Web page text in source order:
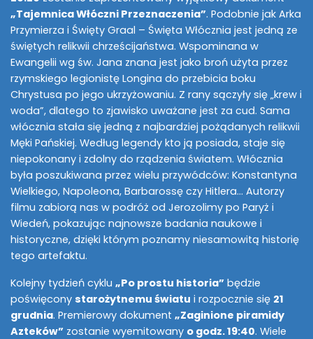
„Tajemnica Włóczni Przeznaczenia”. Podobnie jak Arka
Przymierza i Święty Graal – Święta Włócznia jest jedną ze
świętych relikwii chrześcijaństwa. Wspominana w
Ewangelii wg św. Jana znana jest jako broń użyta przez
rzymskiego legionistę Longina do przebicia boku
Chrystusa po jego ukrzyżowaniu. Z rany sączyły się „krew i
woda”, dlatego to zjawisko uważane jest za cud. Sama
włócznia stała się jedną z najbardziej pożądanych relikwii
Męki Pańskiej. Według legendy kto ją posiada, staje się
niepokonany i zdolny do rządzenia światem. Włócznia
była poszukiwana przez wielu przywódców: Konstantyna
Wielkiego, Napoleona, Barbarossę czy Hitlera… Autorzy
filmu zabiorą nas w podróż od Jerozolimy po Paryż i
Wiedeń, pokazując najnowsze badania naukowe i
historyczne, dzięki którym poznamy niesamowitą historię
tego artefaktu.
Kolejny tydzień cyklu „Po prostu historia” będzie
poświęcony starożytnemu światu i rozpocznie się 21
grudnia. Premierowy dokument „Zaginione piramidy
Azteków” zostanie wyemitowany o godz. 19:40. Wiele